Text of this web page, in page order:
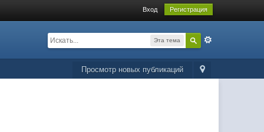
Вход Регистрация
Эта тема
Просмотр новых публикаций